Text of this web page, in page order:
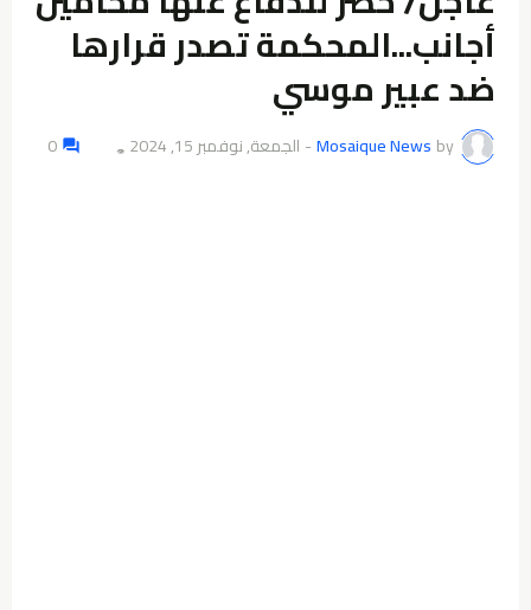
أجانب...المحكمة تصدر قرارها
ضد عبير موسي
by
Mosaique News
- الجمعة, نوفمبر 15, 2024 👁️
0